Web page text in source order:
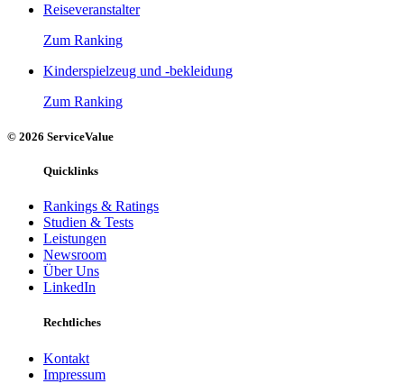
Reiseveranstalter
Zum Ranking
Kinderspielzeug und -bekleidung
Zum Ranking
© 2026 ServiceValue
Quicklinks
Rankings & Ratings
Studien & Tests
Leistungen
Newsroom
Über Uns
LinkedIn
Rechtliches
Kontakt
Impressum